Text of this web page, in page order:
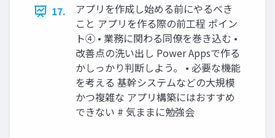
17.
アプリを作成し始める前にやるべき
こと アプリを作る際の前工程 ポイン
ト④ • 業務に関わる同僚を巻き込む •
改善点の洗い出し Power Appsで作る
かしっかり判断しよう。 • 必要な機能
を考える 基幹システムなどの大規模
かつ複雑な アプリ構築にはおすすめ
できない # 気ままに勉強会